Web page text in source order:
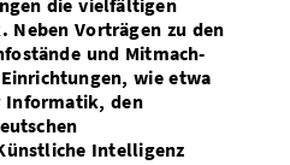
die vielfältigen
Vorträgen zu den
und Mitmach-
wie etwa
Informatik, den
Intelligenz